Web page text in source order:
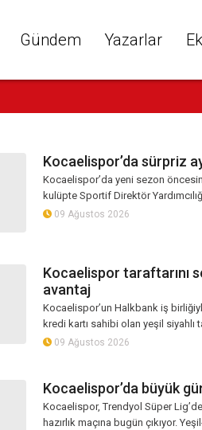
Gündem Yazarlar
Kocaelispor’da sürpriz
Kocaelispor’da yeni sezon
kulüpte Sportif Direktör
09 Ağustos 2026
Kocaelispor taraftarını
avantaj
Kocaelispor’un Halkbank iş
kredi kartı sahibi olan yeşil siyahlı
09 Ağustos 2026
Kocaelispor’da büyük
Kocaelispor, Trendyol Süper
hazırlık maçına bugün çıkıyor.